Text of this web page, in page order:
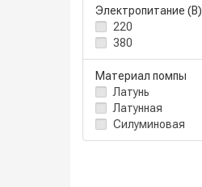
Электропитание (В)
220
380
Материал помпы
Латунь
Латунная
Силуминовая